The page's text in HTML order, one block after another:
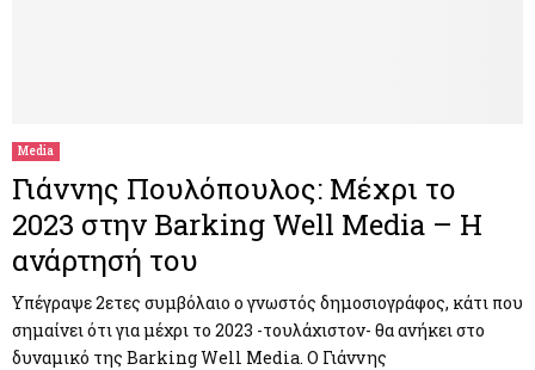
Media
Γιάννης Πουλόπουλος: Μέχρι το
2023 στην Barking Well Media – Η
ανάρτησή του
Υπέγραψε 2ετες συμβόλαιο ο γνωστός δημοσιογράφος, κάτι που
σημαίνει ότι για μέχρι το 2023 -τουλάχιστον- θα ανήκει στο
δυναμικό της Barking Well Media. Ο Γιάννης